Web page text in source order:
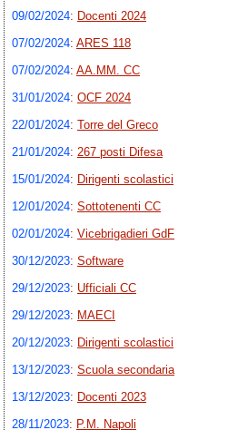
09/02/2024: Docenti 2024
07/02/2024: ARES 118
07/02/2024: AA.MM. CC
31/01/2024: OCF 2024
22/01/2024: Torre del Greco
21/01/2024: 267 posti Difesa
15/01/2024: Dirigenti scolastici
12/01/2024: Sottotenenti CC
02/01/2024: Vicebrigadieri GdF
30/12/2023: Software
29/12/2023: Ufficiali CC
29/12/2023: MAECI
20/12/2023: Dirigenti scolastici
13/12/2023: Scuola secondaria
13/12/2023: Docenti 2023
28/11/2023: P.M. Napoli